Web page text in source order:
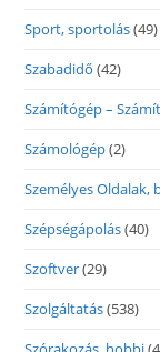
Sport, sportolás(49)
Szabadidő (42)
Számítógép –
Számológép(2)
Személyes Oldalak,
Szépségápolás(40)
Szoftver(29)
Szolgáltatás(538)